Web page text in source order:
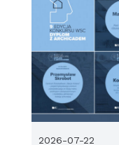
2026-07-22